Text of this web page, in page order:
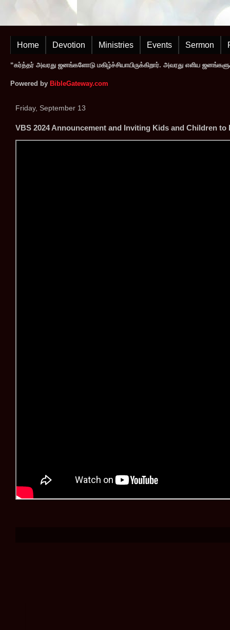
Home Devotion Ministries Events Sermon
“கர்த்தர் அவரது ஜனங்களோடு மகிழ்ச்சியாயிருக்கிறார். அவரது எளிய
Powered by BibleGateway.com
Friday, September 13
VBS 2024 Announcement and Inviting Kids and Children